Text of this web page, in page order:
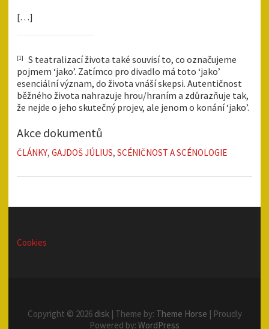
[…]
[1]
S teatralizací života také souvisí to, co označujeme
pojmem ‘jako’. Zatímco pro divadlo má toto ‘jako’
esenciální význam, do života vnáší skepsi. Autentičnost
běžného života nahrazuje hrou/hraním a zdůrazňuje tak,
že nejde o jeho skutečný projev, ale jenom o konání ‘jako’.
Akce dokumentů
ČLÁNKY, GAJDOŠ JÚLIUS, SCÉNIČNOST A SCÉNOLOGIE
Cookies
Copyright © 2026 disk| Theme by: Theme Horse | Proudly
Powered by: WordPress